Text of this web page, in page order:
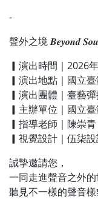
-
聲外之境 𝑩𝒆𝒚𝒐𝒏𝒅
▎演出時間｜2026
▎演出地點｜國立
▎演出團體｜臺藝
▎主辦單位｜國立
▎指導老師｜陳崇青
▎視覺設計｜伍柒
誠摯邀請您，
一同走進聲音之外的
聽見不一樣的聲音樣